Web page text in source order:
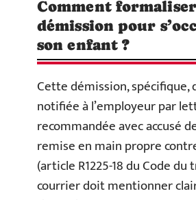
Comment
démission pour
son enfant ?
Cette démission,
notifiée à l’employeur par
recommandée avec accusé
remise en main propre
(article R1225-18 du Code du
courrier doit mentionner